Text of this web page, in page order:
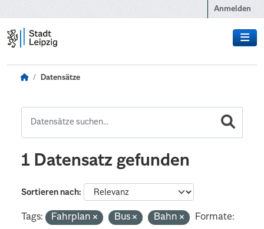
Anmelden
Datensätze
1 Datensatz gefunden
Sortieren nach
Tags: Fahrplan Bus Bahn
Formate: